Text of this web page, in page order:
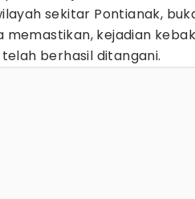
sekitar Pontianak,
kejadian
berhasil ditangani.